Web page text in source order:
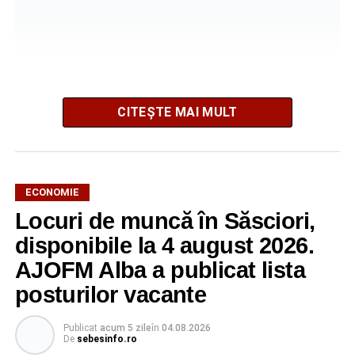
Potrivit unui comunicat al companiei, măsura va fi aplicată
gradual, în funcție de necesitățile sistemului energetic.
Reprezentanții Kronospan precizează că evoluția situației
este monitorizată permanent, iar activitatea va reveni la
capacitate normală imediat ce condițiile vor permite.
Compania dă asigurări că oprirea temporară a unor linii
de producție nu va afecta livrările către clienți.
Kronospan se numără printre cei mai mari consumatori de
CITEȘTE MAI MULT
ECONOMIE
Locuri de muncă în Săsciori,
disponibile la 4 august 2026.
AJOFM Alba a publicat lista
posturilor vacante
Publicat acum 5 zileîn 04.08.2026
De sebesinfo.ro